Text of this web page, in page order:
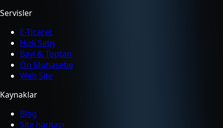
Servisler
E-Ticaret
Hızlı Satış
Bayi & Toptan
Ön Muhasebe
Web Site
Kaynaklar
Blog
Site haritası